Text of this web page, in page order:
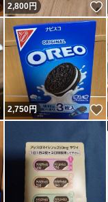
いいね！
2,800円
いいね！
2,750円